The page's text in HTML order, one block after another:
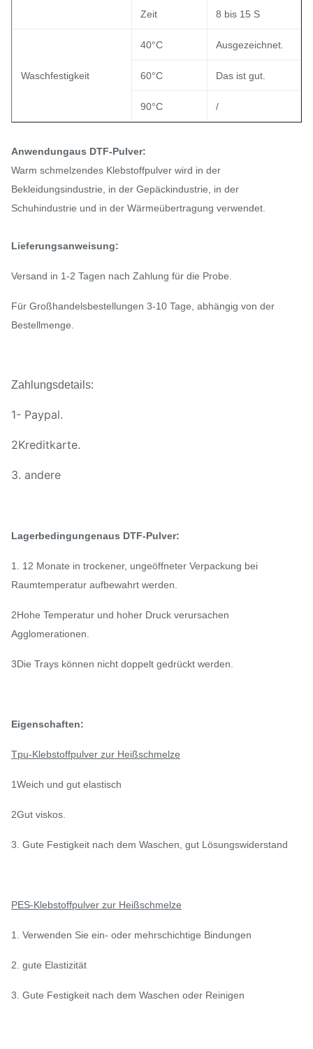
Zeit 8 bis 15 S
Waschfestigkeit
40°C Ausgezeichnet.
60°C Das ist gut.
90°C /
Anwendungaus DTF-Pulver:
Warm schmelzendes Klebstoffpulver wird in der
Bekleidungsindustrie, in der Gepäckindustrie, in der
Schuhindustrie und in der Wärmeübertragung verwendet.
Lieferungsanweisung:
Versand in 1-2 Tagen nach Zahlung für die Probe.
Für Großhandelsbestellungen 3-10 Tage, abhängig von der
Bestellmenge.
Zahlungsdetails:
1- Paypal.
2Kreditkarte.
3. andere
Lagerbedingungenaus DTF-Pulver:
1. 12 Monate in trockener, ungeöffneter Verpackung bei
Raumtemperatur aufbewahrt werden.
2Hohe Temperatur und hoher Druck verursachen
Agglomerationen.
3Die Trays können nicht doppelt gedrückt werden.
Eigenschaften:
Tpu-Klebstoffpulver zur Heißschmelze
1Weich und gut elastisch
2Gut viskos.
3. Gute Festigkeit nach dem Waschen, gut Lösungswiderstand
PES-Klebstoffpulver zur Heißschmelze
1. Verwenden Sie ein- oder mehrschichtige Bindungen
2. gute Elastizität
3. Gute Festigkeit nach dem Waschen oder Reinigen